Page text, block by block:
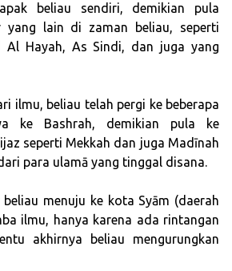
beliau sendiri, demikian pula
yang lain di zaman beliau, seperti
Al Hayah, As Sindi, dan juga yang
ilmu, beliau telah pergi ke beberapa
ke Bashrah, demikian pula ke
seperti Mekkah dan juga Madīnah
para ulamā yang tinggal disana.
menuju ke kota Syām (daerah
ilmu, hanya karena ada rintangan
akhirnya beliau mengurungkan